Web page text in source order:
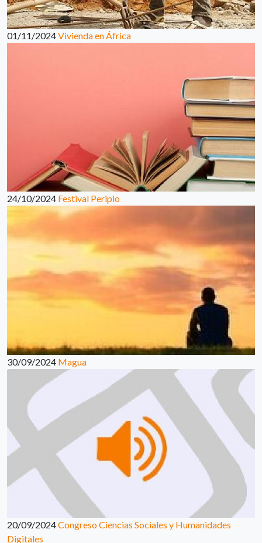
01/11/2024Vivienda en África
24/10/2024 Festival Periplo
30/09/2024 Magua
20/09/2024Congreso Ciencias Sociales y Humanidades
Digitales